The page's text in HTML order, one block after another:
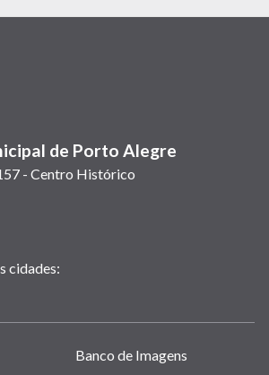
(link
em
em
em
de Porto Alegre
- Centro Histórico
cidades:
Banco de Imagens